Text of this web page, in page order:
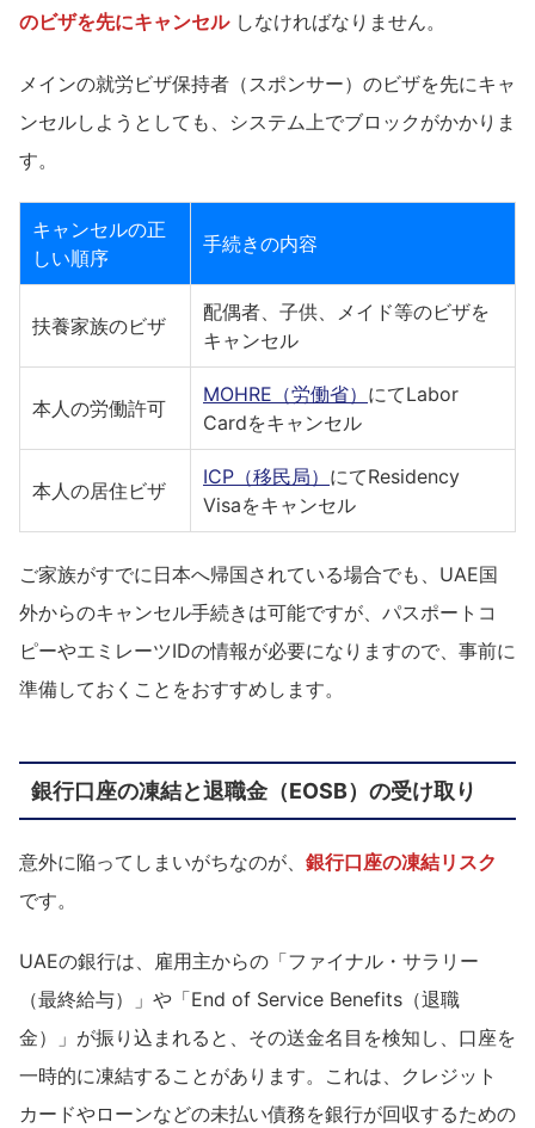
のビザを先にキャンセルしなければなりません。
メインの就労ビザ保持者（スポンサー）のビザを先にキャ
ンセルしようとしても、システム上でブロックがかかりま
す。
キャンセルの正
しい順序
手続きの内容
扶養家族のビザ
配偶者、子供、メイド等のビザを
キャンセル
本人の労働許可
MOHRE（労働省） にてLabor
Cardをキャンセル
本人の居住ビザ
ICP（移民局） にてResidency
Visaをキャンセル
ご家族がすでに日本へ帰国されている場合でも、UAE国
外からのキャンセル手続きは可能ですが、パスポートコ
ピーやエミレーツIDの情報が必要になりますので、事前に
準備しておくことをおすすめします。
銀行口座の凍結と退職金（EOSB）の受け取り
意外に陥ってしまいがちなのが、 銀行口座の凍結リスク
です。
UAEの銀行は、雇用主からの「ファイナル・サラリー
（最終給与）」や「End of Service Benefits（退職
金）」が振り込まれると、その送金名目を検知し、口座を
一時的に凍結することがあります。これは、クレジット
カードやローンなどの未払い債務を銀行が回収するための